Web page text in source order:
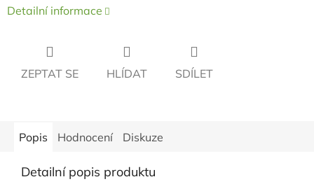
Detailní informace
ZEPTAT SE HLÍDAT SDÍLET
Popis Hodnocení Diskuze
Detailní popis produktu